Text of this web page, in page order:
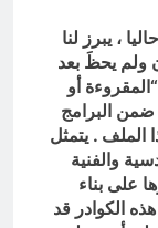
، يبرز لنا
ولم يحظَ بعد
أو
ضمن البرامج
الملف . يتمثل
والفنية
على بناء
الكوادر قد